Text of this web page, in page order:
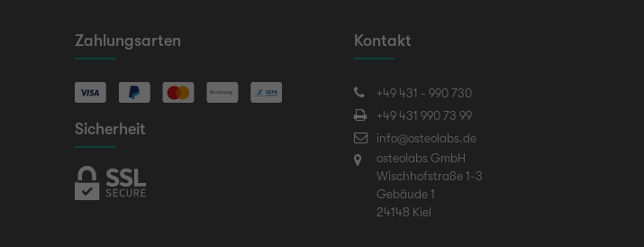
Zahlungsarten
Sicherheit
Kontakt
+49 431 - 990 730
+49 431 990 73 99
info@osteolabs.de
osteolabs GmbH
Wischhofstraße 1-3
Gebäude 1
24148 Kiel